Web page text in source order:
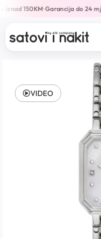
150KM•Garancija do 24
VIDEO